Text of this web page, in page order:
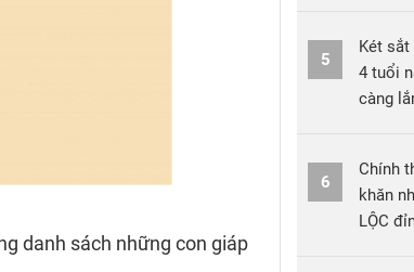
danh sách những con giáp
5
Két sắt
4 tuổi
càng
6
Chính
khăn
LỘC